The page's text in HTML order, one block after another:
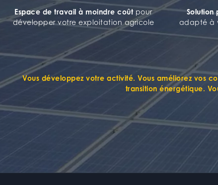
Espace de travail à moindre coûtpour
développer votre exploitation agricole
Solution
adapté à
Vous développez votre activité. Vous améliorez vos
transition énergétique.